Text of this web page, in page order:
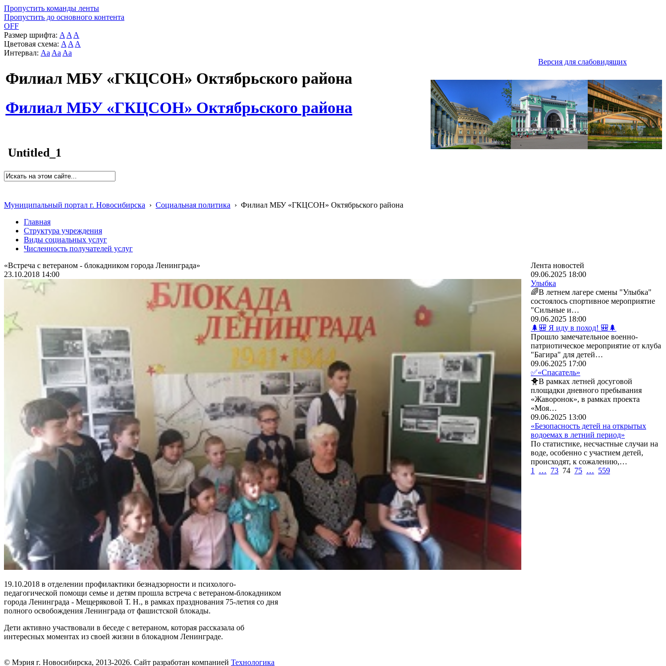
Пропустить команды ленты
Пропустить до основного контента
OFF
Размер шрифта: A A A
Цветовая схема: A A A
Интервал: Aa Aa Aa
Версия для слабовидящих
Филиал МБУ «ГКЦСОН» Октябрьского района
Филиал МБУ «ГКЦСОН» Октябрьского района
Untitled_1
Муниципальный портал г. Новосибирска › Социальная политика › Филиал МБУ «ГКЦСОН» Октябрьского района
Главная
Структура учреждения
Виды социальных услуг
Численность получателей услуг
«Встреча с ветераном - блокадником города Ленинграда»
23.10.2018 14:00
19.10.2018 в отделении профилактики безнадзорности и психолого-
педагогической помощи семье и детям прошла встреча с ветераном-блокадником
города Ленинграда - Мещеряковой Т. Н., в рамках празднования 75-летия со дня
полного освобождения Ленинграда от фашистской блокады.
Дети активно участвовали в беседе с ветераном, которая рассказала об
интересных моментах из своей жизни в блокадном Ленинграде.
Лента новостей
09.06.2025 18:00
Улыбка
🌈В летнем лагере смены "Улыбка"
состоялось спортивное мероприятие
"Сильные и…
09.06.2025 18:00
🌲🎒 Я иду в поход! 🎒🌲
Прошло замечательное военно-
патриотическое мероприятие от клуба
"Багира" для детей…
09.06.2025 17:00
✅«Спасатель»
🐥В рамках летней досуговой
площадки дневного пребывания
«Жаворонок», в рамках проекта
«Моя…
09.06.2025 13:00
«Безопасность детей на открытых
водоемах в летний период»
По статистике, несчастные случаи на
воде, особенно с участием детей,
происходят, к сожалению,…
1
… 73 74 75 … 559
© Мэрия г. Новосибирска, 2013-2026. Сайт разработан компанией Технологика